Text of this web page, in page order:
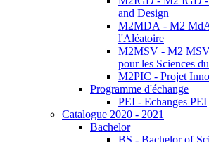
and Design
M2MDA - M2 MdA
l'Aléatoire
M2MSV - M2
pour les Sciences
M2PIC - Projet
Programme d'échange
PEI - Echanges PEI
Catalogue 2020 - 2021
Bachelor
BS - Bachelor of